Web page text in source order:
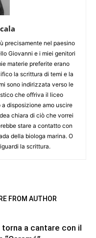
precisamente nel paesino
Giovanni e i miei genitori
materie preferite erano
la scrittura di temi e la
sono indirizzata verso le
che offriva il liceo
disposizione amo uscire
chiara di ciò che vorrei
stare a contatto con
della biologa marina. O
la scrittura.
FROM AUTHOR
torna a cantare con il